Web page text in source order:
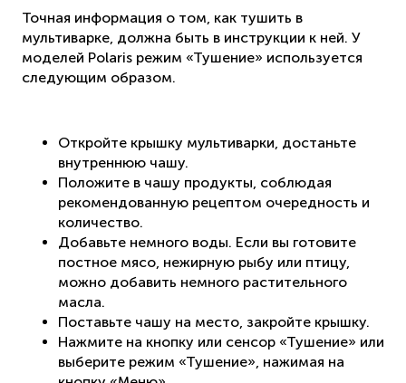
Точная информация о том, как тушить в
мультиварке, должна быть в инструкции к ней. У
моделей Polaris режим «Тушение» используется
следующим образом.
Откройте крышку мультиварки, достаньте
внутреннюю чашу.
Положите в чашу продукты, соблюдая
рекомендованную рецептом очередность и
количество.
Добавьте немного воды. Если вы готовите
постное мясо, нежирную рыбу или птицу,
можно добавить немного растительного
масла.
Поставьте чашу на место, закройте крышку.
Нажмите на кнопку или сенсор «Тушение» или
выберите режим «Тушение», нажимая на